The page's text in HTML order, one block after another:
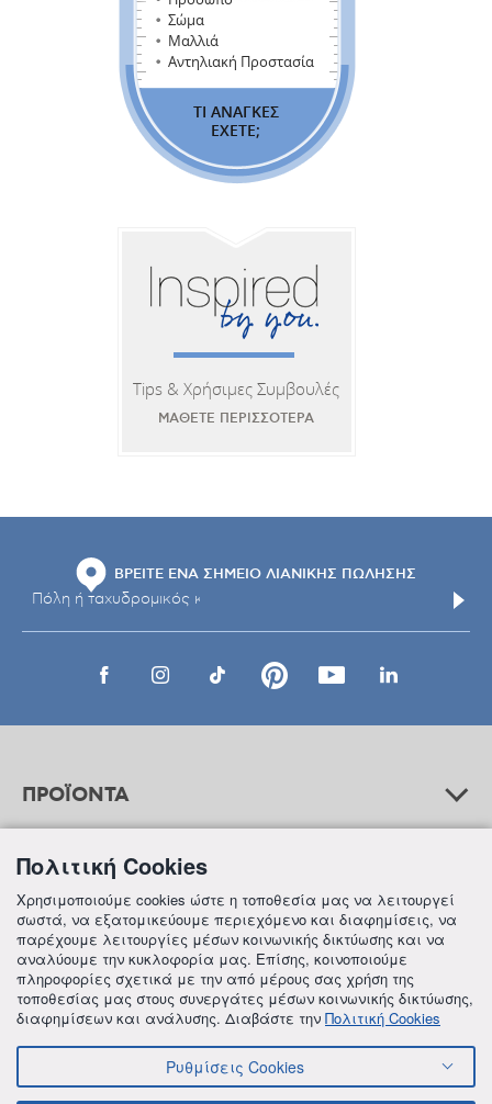
Σώμα
Μαλλιά
Αντηλιακή Προστασία
ΤΙ ΑΝΑΓΚΕΣ
ΕΧΕΤΕ;
Tips & Χρήσιμες Συμβουλές
ΜΑΘΕΤΕ ΠΕΡΙΣΣΟΤΕΡΑ
ΒΡΕΙΤΕ ΕΝΑ ΣΗΜΕΙΟ ΛΙΑΝΙΚΗΣ ΠΩΛΗΣΗΣ
ΠΡΟΪΟΝΤΑ
ΒΟΗΘΕΙΑ
ΠΛΗΡΟΦΟΡΙΕΣ
© 2018 FREZYDERM A.B.Ε.E. ALL RIGHTS RESERVED
Πολιτική Cookies
Χρησιμοποιούμε cookies ώστε η τοποθεσία μας να λειτουργεί
σωστά, να εξατομικεύουμε περιεχόμενο και διαφημίσεις, να
παρέχουμε λειτουργίες μέσων κοινωνικής δικτύωσης και να
αναλύουμε την κυκλοφορία μας. Επίσης, κοινοποιούμε
πληροφορίες σχετικά με την από μέρους σας χρήση της
τοποθεσίας μας στους συνεργάτες μέσων κοινωνικής δικτύωσης,
διαφημίσεων και ανάλυσης. Διαβάστε την Πολιτική Cookies
Ρυθμίσεις Cookies